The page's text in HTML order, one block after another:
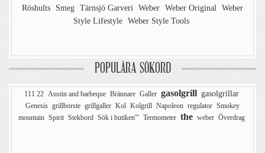
Röshults
Smeg Tärnsjö Garveri Weber Weber Original Weber
Style Lifestyle Weber Style Tools
POPULÄRA SÖKORD
111 22 Austin and barbeque Brännare Galler gasolgrill gasolgrillar
Genesis grillborste grillgaller Kol Kolgrill Napoleon regulator Smokey
mountain Spirit Stekbord Sök i butiken'" Termometer the weber Överdrag